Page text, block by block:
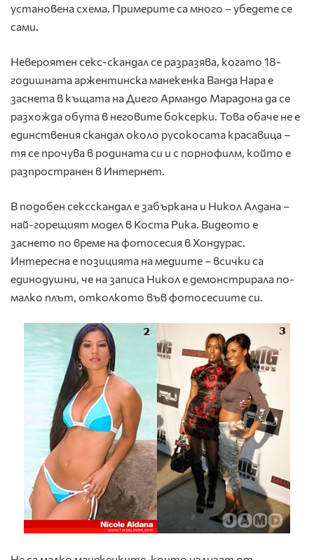
установена схема. Примерите са много – убедете се
сами.
Невероятен секс-скандал се разразява, когато 18-
годишната аржентинска манекенка Ванда Нара е
заснета в къщата на Диего Армандо Марадона да се
разхожда обута в неговите боксерки. Това обаче не е
единствения скандал около русокосата красавица –
тя се прочува в родината си и с порнофилм, който е
разпространен в Интернет.
В подобен сексскандал е забъркана и Никол Алдана –
най-горещият модел в Коста Рика. Видеото е
заснето по време на фотосесия в Хондурас.
Интересна е позицията на медиите – всички са
единодушни, че на записа Никол е демонстрирала по-
малко плът, отколкото във фотосесиите си.